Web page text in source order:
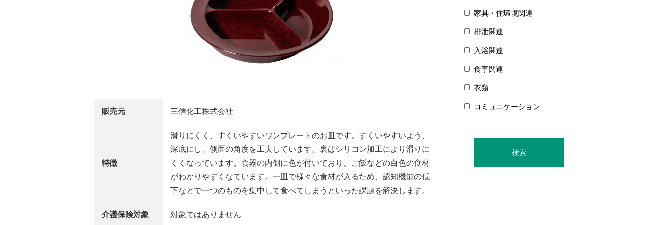
販売元 三信化工株式会社
特徴
滑りにくく、すくいやすいワンプレートのお皿です。すくいやすいよう、
深底にし、側面の角度を工夫しています。裏はシリコン加工により滑りに
くくなっています。食器の内側に色が付いており、ご飯などの白色の食材
がわかりやすくなています。一皿で様々な食材が入るため、認知機能の低
下などで一つのものを集中して食べてしまうといった課題を解決します。
介護保険対象 対象ではありません
家具・住環境関連
排泄関連
入浴関連
食事関連
衣類
コミュニケーション